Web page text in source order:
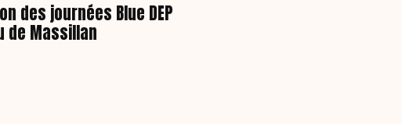
des journées Blue DEP
de Massillan